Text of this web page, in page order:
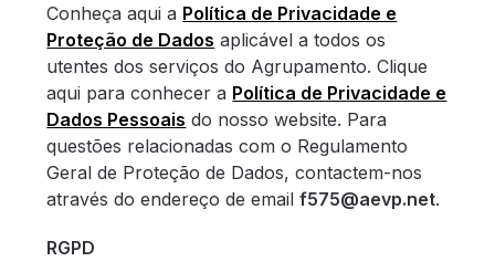
Conheça aqui a Política de Privacidade e
Proteção de Dados aplicável a todos os
utentes dos serviços do Agrupamento. Clique
aqui para conhecer a Política de Privacidade e
Dados Pessoais do nosso website. Para
questões relacionadas com o Regulamento
Geral de Proteção de Dados, contactem-nos
através do endereço de emailf575@aevp.net.
RGPD